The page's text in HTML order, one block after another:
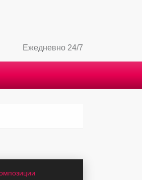
Ежедневно 24/7